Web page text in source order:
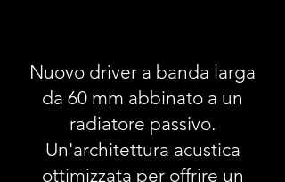
Nuovo driver a banda larga
da 60 mm abbinato a un
radiatore passivo.
Un'architettura acustica
ottimizzata per offrire un